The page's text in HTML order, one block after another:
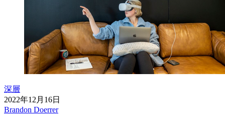
深層
2022年12月16日
Brandon Doerrer